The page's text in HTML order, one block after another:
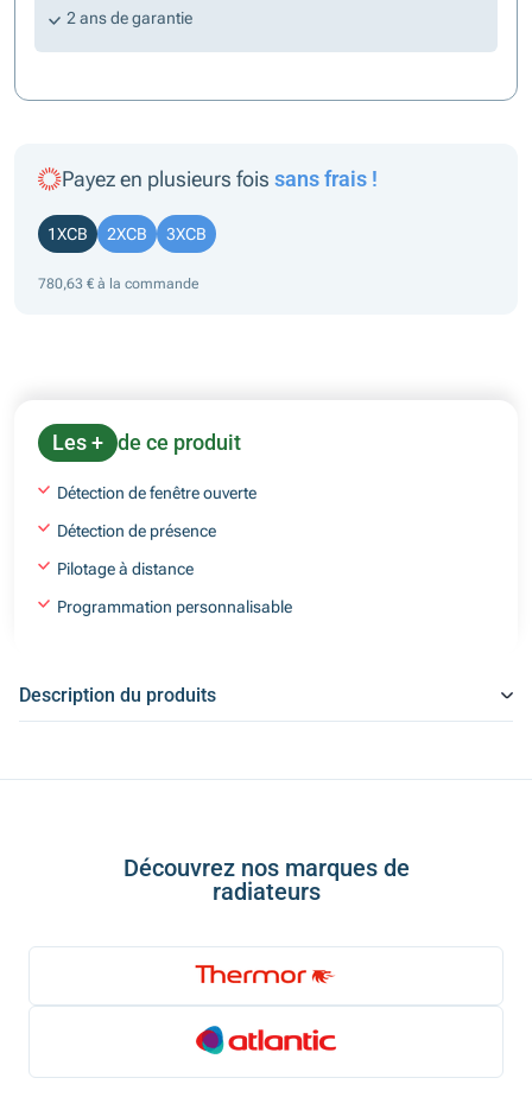
2 ans de garantie
Payez en plusieurs fois sans frais !
1XCB 2XCB 3XCB
780,63 € à la commande
Les + de ce produit
Détection de fenêtre ouverte
Détection de présence
Pilotage à distance
Programmation personnalisable
Description du produits
Découvrez nos marques de
radiateurs